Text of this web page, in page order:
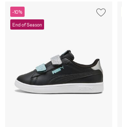
-10%
End of Season